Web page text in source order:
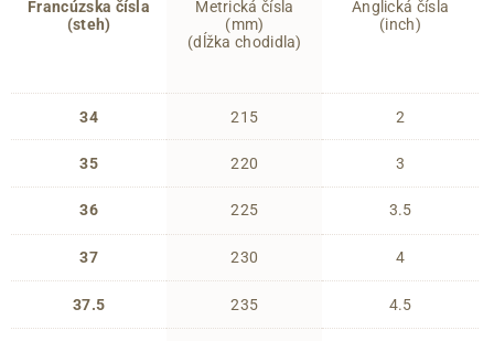
Francúzska čísla
(steh)
34
35
36
37
37.5
Metrická čísla
(mm)
(dĺžka chodidla)
215
220
225
230
235
Anglická čísla
(inch)
2
3
3.5
4
4.5